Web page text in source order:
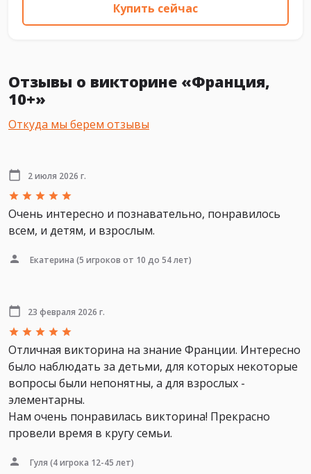
Купить сейчас
Отзывы о викторине «Франция,
10+»
Откуда мы берем отзывы
2 июля 2026 г.
Очень интересно и познавательно, понравилось
всем, и детям, и взрослым.
Екатерина (5 игроков от 10 до 54 лет)
23 февраля 2026 г.
Отличная викторина на знание Франции. Интересно
было наблюдать за детьми, для которых некоторые
вопросы были непонятны, а для взрослых -
элементарны.
Нам очень понравилась викторина! Прекрасно
провели время в кругу семьи.
Гуля (4 игрока 12-45 лет)